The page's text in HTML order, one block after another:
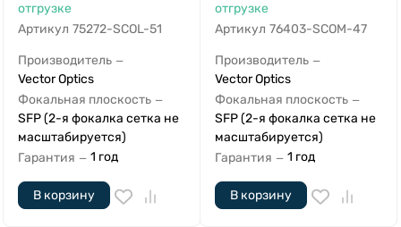
отгрузке
Артикул 75272-SCOL-51
Производитель —
Vector Optics
Фокальная плоскость —
SFP (2-я фокалка сетка не
масштабируется)
Гарантия — 1 год
В корзину
отгрузке
Артикул 76403-SCOM-47
Производитель —
Vector Optics
Фокальная плоскость —
SFP (2-я фокалка сетка не
масштабируется)
Гарантия — 1 год
В корзину